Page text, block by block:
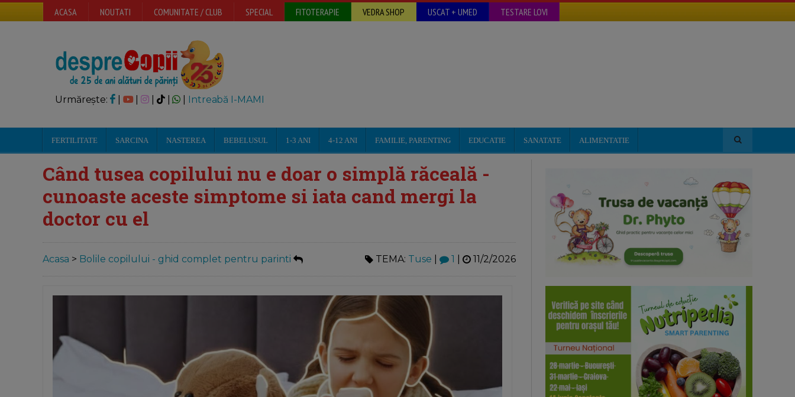
ACASA NOUTATI COMUNITATE / CLUB SPECIAL FITOTERAPIE VEDRA SHOP USCAT + UMED TESTARE LOVI
Urmărește: | | Intreabă I-MAMI
FERTILITATE SARCINA NASTEREA BEBELUSUL 1-3 ANI 4-12 ANI FAMILIE, PARENTING EDUCATIE SANATATE ALIMENTATIE
Când tusea copilului nu e doar o simplă răceală -
cunoaste aceste simptome si iata cand mergi la
doctor cu el
Acasa > Bolile copilului - ghid complet pentru parinti TEMA: Tuse 1 11/2/2026